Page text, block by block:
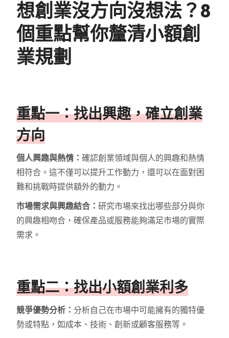
想創業沒方向沒想法？8
個重點幫你釐清小額創
業規劃
重點一：找出興趣，確立創業
方向
個人興趣與熱情：確認創業領域與個人的興趣和熱情
相符合。這不僅可以提升工作動力，還可以在面對困
難和挑戰時提供額外的動力。
市場需求與興趣結合：研究市場來找出哪些部分與你
的興趣相吻合，確保產品或服務能夠滿足市場的實際
需求。
重點二：找出小額創業利多
競爭優勢分析：分析自己在市場中可能擁有的獨特優
勢或特點，如成本、技術、創新或顧客服務等。